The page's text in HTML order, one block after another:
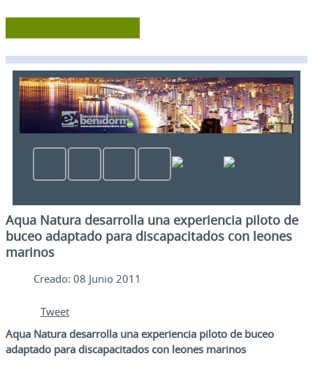
Aqua Natura desarrolla una experiencia piloto de
buceo adaptado para discapacitados con leones
marinos
Creado: 08 Junio 2011
Tweet
Aqua Natura desarrolla una experiencia piloto de buceo
adaptado para discapacitados con leones marinos